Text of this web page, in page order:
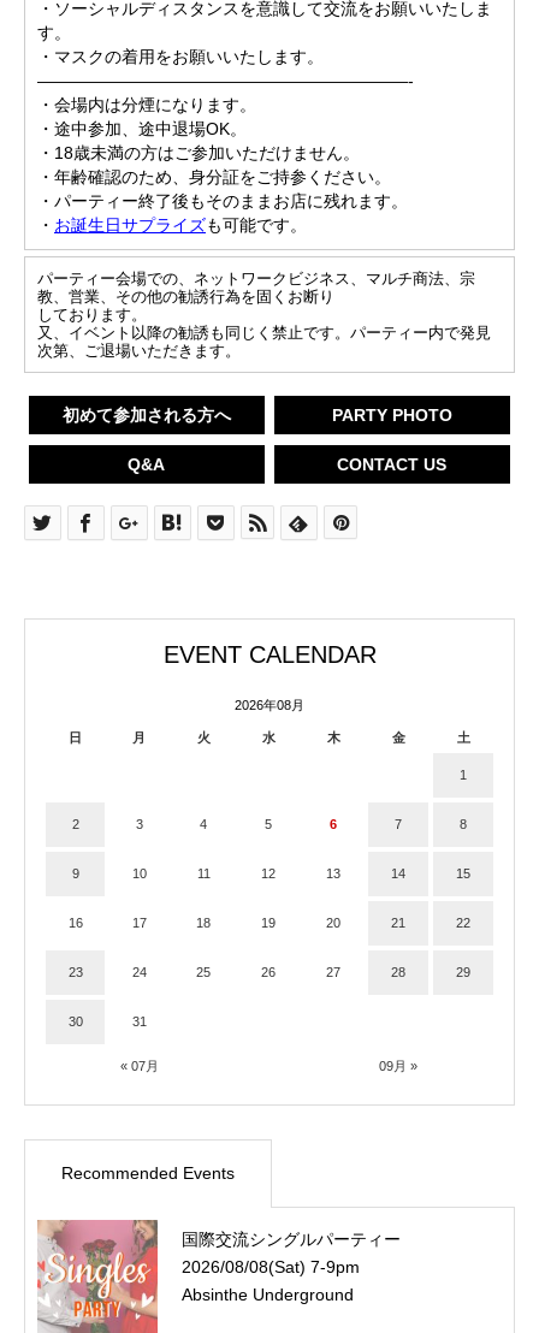
・ソーシャルディスタンスを意識して交流をお願いいたしま
す。
・マスクの着用をお願いいたします。
——————————————————————-
・会場内は分煙になります。
・途中参加、途中退場OK。
・18歳未満の方はご参加いただけません。
・年齢確認のため、身分証をご持参ください。
・パーティー終了後もそのままお店に残れます。
・ お誕生日サプライズも可能です。
パーティー会場での、ネットワークビジネス、マルチ商法、宗
教、営業、その他の勧誘行為を固くお断り
しております。
又、イベント以降の勧誘も同じく禁止です。パーティー内で発見
次第、ご退場いただきます。
初めて参加される方へ PARTY PHOTO
Q&A CONTACT US
EVENT CALENDAR
2026年08月
日 月 火 水 木 金 土
« 07月 09月 »
1
2 3 4 5 6 7 8
9 10 11 12 13 14 15
16 17 18 19 20 21 22
23 24 25 26 27 28 29
30 31
Recommended Events
国際交流シングルパーティー
2026/08/08(Sat) 7-9pm
Absinthe Underground